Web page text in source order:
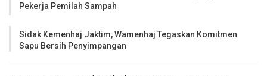
Pekerja Pemilah Sampah
Sidak Kemenhaj Jaktim, Wamenhaj Tegaskan Komitmen
Sapu Bersih Penyimpangan